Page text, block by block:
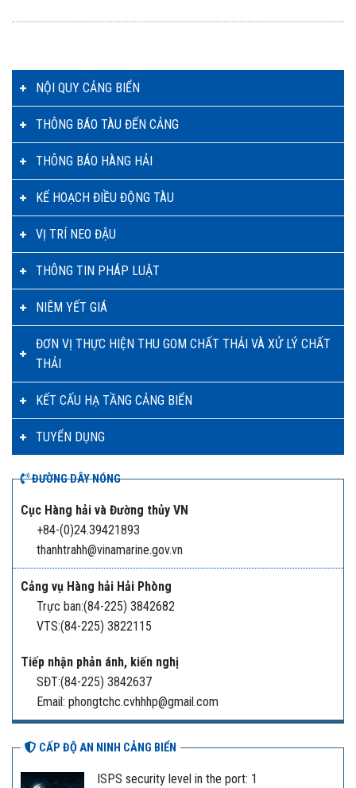
NỘI QUY CẢNG BIỂN
THÔNG BÁO TÀU ĐẾN CẢNG
THÔNG BÁO HÀNG HẢI
KẾ HOẠCH ĐIỀU ĐỘNG TÀU
VỊ TRÍ NEO ĐẬU
THÔNG TIN PHÁP LUẬT
NIÊM YẾT GIÁ
ĐƠN VỊ THỰC HIỆN THU GOM CHẤT THẢI VÀ XỬ LÝ CHẤT
THẢI
KẾT CẤU HẠ TẦNG CẢNG BIỂN
TUYỂN DỤNG
ĐƯỜNG DÂY NÓNG
Cục Hàng hải và Đường thủy VN
+84-(0)24.39421893
thanhtrahh@vinamarine.gov.vn
Cảng vụ Hàng hải Hải Phòng
Trực ban:(84-225) 3842682
VTS:(84-225) 3822115
Tiếp nhận phản ánh, kiến nghị
SĐT:(84-225) 3842637
Email: phongtchc.cvhhhp@gmail.com
CẤP ĐỘ AN NINH CẢNG BIỂN
ISPS security level in the port: 1